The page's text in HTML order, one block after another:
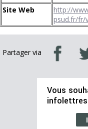
Site Web
http://
psud.fr/fr/
Partager via
Vous